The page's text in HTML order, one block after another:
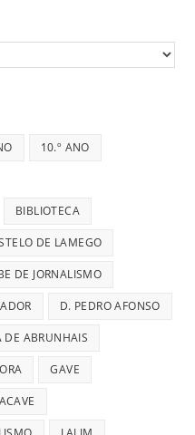
10.º ANO
BIBLIOTECA
DE LAMEGO
DE JORNALISMO
D. PEDRO AFONSO
DE ABRUNHAIS
GAVE